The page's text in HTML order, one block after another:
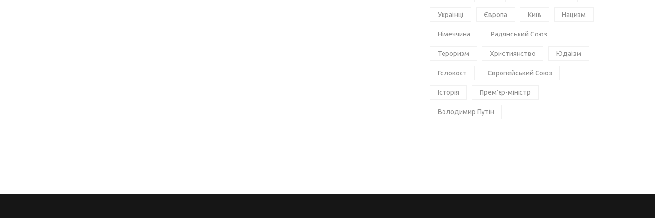
Українці Європа Київ Нацизм
Німеччина Радянський Союз
Тероризм Християнство Юдаїзм
Голокост Європейський Союз
Історія Прем'єр-міністр
Володимир Путін